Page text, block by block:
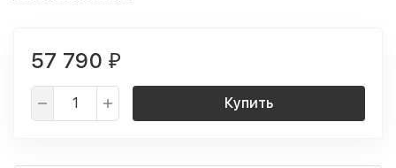
57 790 ₽
Купить